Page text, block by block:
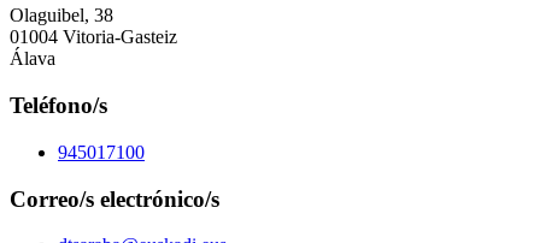
Olaguibel, 38
01004 Vitoria-Gasteiz
Álava
Teléfono/s
945017100
Correo/s electrónico/s